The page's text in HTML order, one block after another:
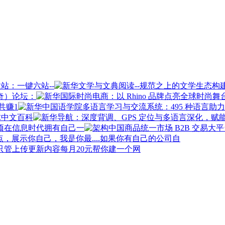
：一键六站--
论坛：
赚1
文百科
在信息时代拥有自己一
如果你有自己的公司自
每月20元帮你建一个网